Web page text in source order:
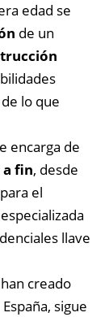
edad se
de un
lo que
encarga de
fin, desde
el
llave
creado
sigue